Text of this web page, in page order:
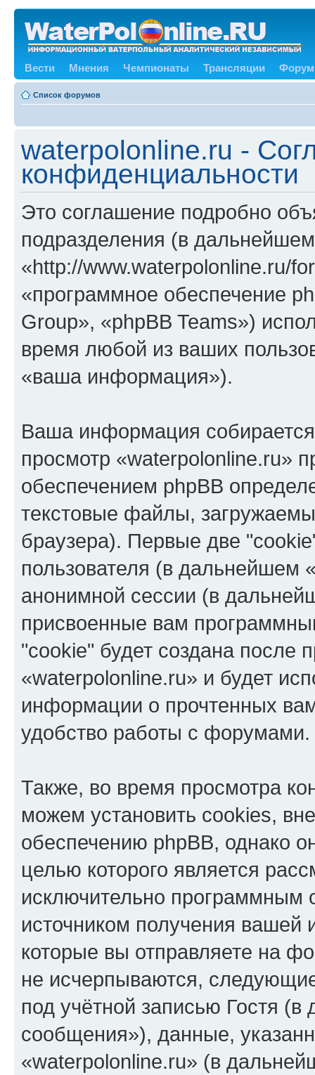
Вести Мнения Чемпионаты Трансляции Форум
Список форумов
waterpolonline.ru -
конфиденциальности
Это соглашение подробно
подразделения (в
«http://www.waterpolonline.ru/
«программное обеспечение
Group», «phpBB Teams»)
время любой из ваших
«ваша информация»).
Ваша информация
просмотр «waterpolonline.ru»
обеспечением phpBB
текстовые файлы,
браузера). Первые две
пользователя (в дальнейшем
анонимной сессии (в
присвоенные вам
"cookie" будет создана после
«waterpolonline.ru» и будет
информации о прочтенных
удобство работы с форумами.
Также, во время просмотра
можем установить cookies,
обеспечению phpBB, однако
целью которого является
исключительно программным
источником получения
которые вы отправляете на
не исчерпываются,
под учётной записью Гостя
сообщения»), данные,
«waterpolonline.ru» (в